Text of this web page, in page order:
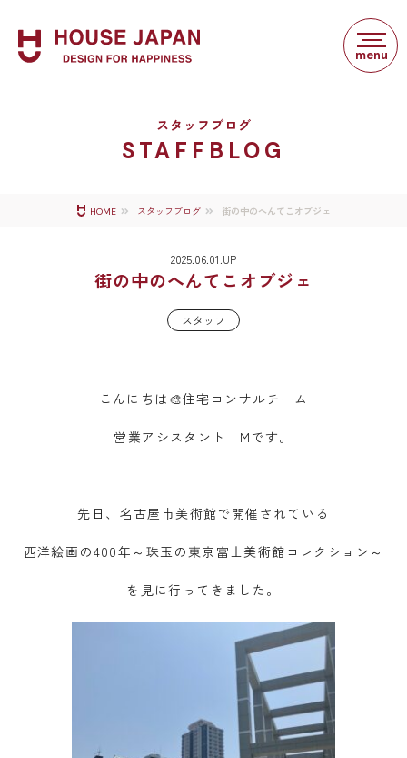
スタッフブログ
STAFFBLOG
HOME スタッフブログ 街の中のへんてこオブジェ
2025.06.01.UP
街の中のへんてこオブジェ
スタッフ
こんにちは🎨住宅コンサルチーム
営業アシスタント Mです。
先日、名古屋市美術館で開催されている
西洋絵画の400年～珠玉の東京富士美術館コレクション～
を見に行ってきました。